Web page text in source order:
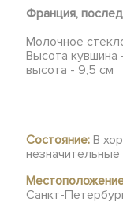
Франция,
Молочное
Высота кувшина
высота - 9,5 см
Состояние: В
Санкт-